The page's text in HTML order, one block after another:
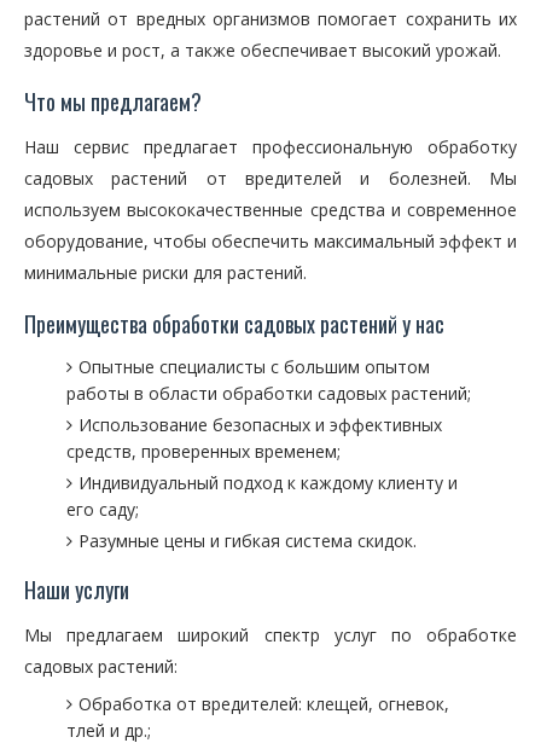
растений от вредных организмов помогает сохранить их
здоровье и рост, а также обеспечивает высокий урожай.
Что мы предлагаем?
Наш сервис предлагает профессиональную обработку
садовых растений от вредителей и болезней. Мы
используем высококачественные средства и современное
оборудование, чтобы обеспечить максимальный эффект и
минимальные риски для растений.
Преимущества обработки садовых растений у нас
Опытные специалисты с большим опытом
работы в области обработки садовых растений;
Использование безопасных и эффективных
средств, проверенных временем;
Индивидуальный подход к каждому клиенту и
его саду;
Разумные цены и гибкая система скидок.
Наши услуги
Мы предлагаем широкий спектр услуг по обработке
садовых растений:
Обработка от вредителей: клещей, огневок,
тлей и др.;